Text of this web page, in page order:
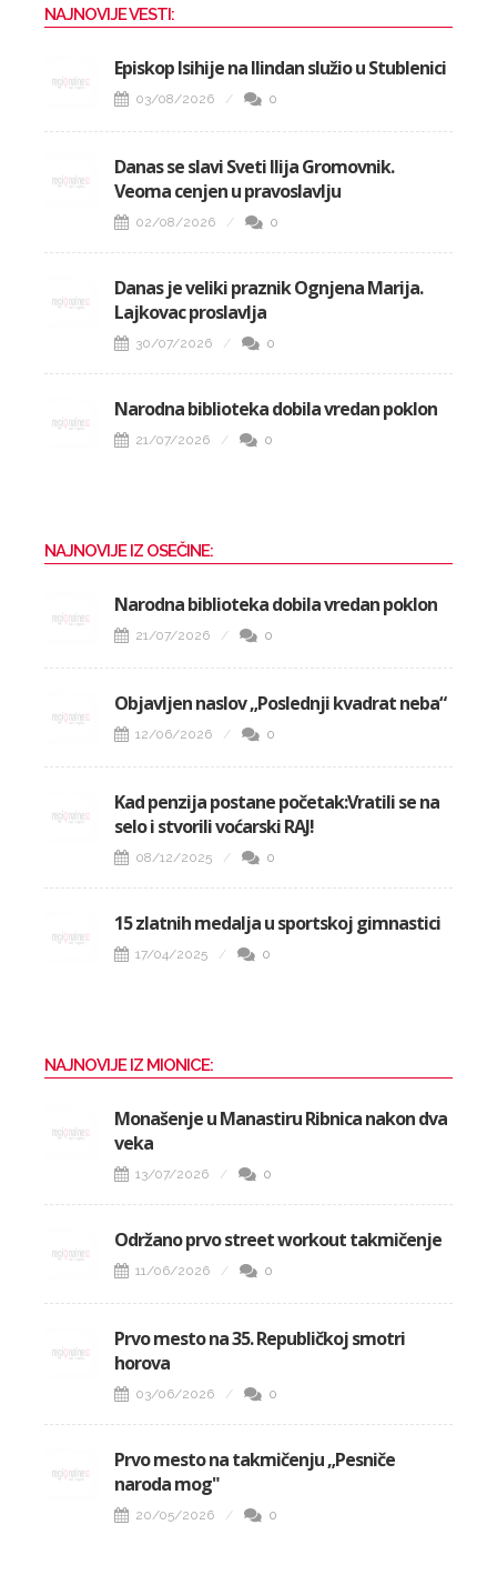
NAJNOVIJE VESTI:
Episkop Isihije na Ilindan služio u Stublenici
03/08/2026 0
Danas se slavi Sveti Ilija Gromovnik.
Veoma cenjen u pravoslavlju
02/08/2026 0
Danas je veliki praznik Ognjena Marija.
Lajkovac proslavlja
30/07/2026 0
Narodna biblioteka dobila vredan poklon
21/07/2026 0
NAJNOVIJE IZ OSEČINE:
Narodna biblioteka dobila vredan poklon
21/07/2026 0
Objavljen naslov „Poslednji kvadrat neba“
12/06/2026 0
Kad penzija postane početak:Vratili se na
selo i stvorili voćarski RAJ!
08/12/2025 0
15 zlatnih medalja u sportskoj gimnastici
17/04/2025 0
NAJNOVIJE IZ MIONICE:
Monašenje u Manastiru Ribnica nakon dva
veka
13/07/2026 0
Održano prvo street workout takmičenje
11/06/2026 0
Prvo mesto na 35. Republičkoj smotri
horova
03/06/2026 0
Prvo mesto na takmičenju „Pesniče
naroda mog"
20/05/2026 0